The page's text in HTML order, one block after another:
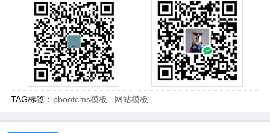
TAG标签： pbootcms模板 网站模板